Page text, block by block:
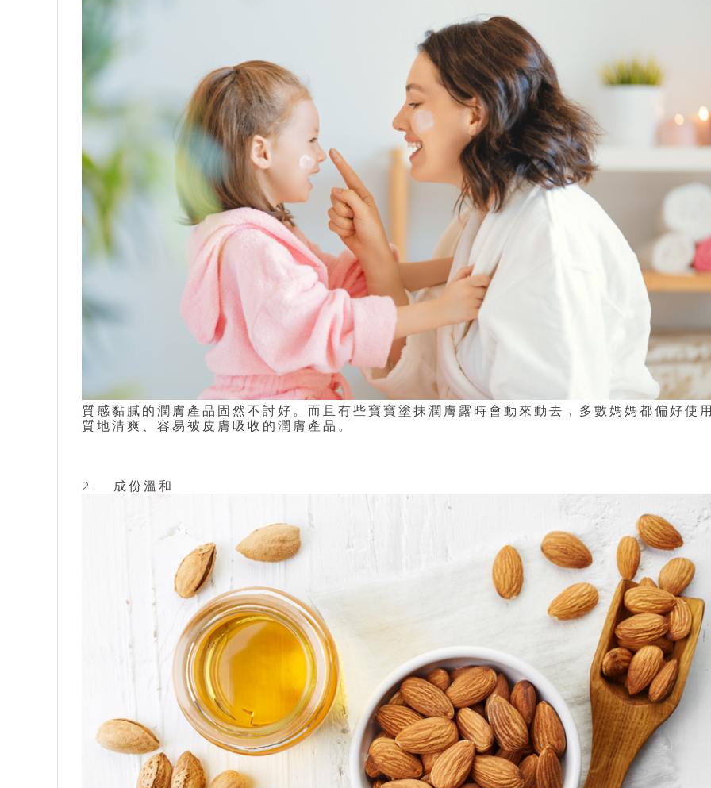
質感黏膩的潤膚產品固然不討好。而且有些寶寶塗抹潤膚露時會動來動去，多數媽媽都偏好使
質地清爽、容易被皮膚吸收的潤膚產品。
2.	成份溫和